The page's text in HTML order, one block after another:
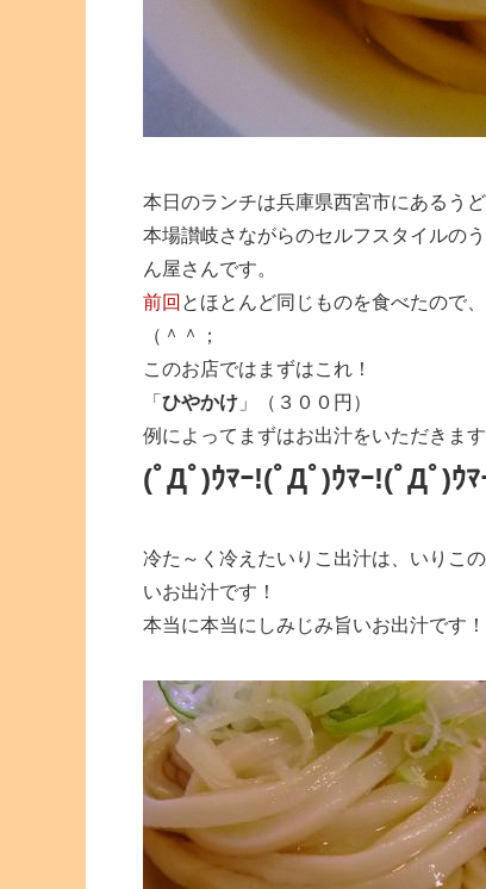
本日のランチは兵庫県西宮市にあるうど
本場讃岐さながらのセルフスタイルのう
ん屋さんです。
前回 とほとんど同じものを食べたので、
（＾＾；
このお店ではまずはこれ！
「 ひやかけ 」（３００円）
例によってまずはお出汁をいただきます
(ﾟДﾟ)ｳﾏｰ!(ﾟДﾟ)ｳﾏｰ!(ﾟДﾟ)ｳﾏ
冷た～く冷えたいりこ出汁は、いりこ
いお出汁です！
本当に本当にしみじみ旨いお出汁です！